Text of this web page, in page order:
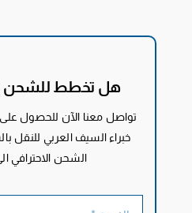
هل تخطط للشحن
تواصل معنا الآن للحصول
خبراء السيف العربي للنقل
الشحن الاحترافي